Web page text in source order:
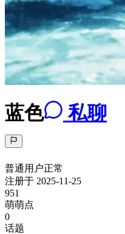
蓝色 私聊
普通用户正常
注册于 2025-11-25
951
萌萌点
0
话题